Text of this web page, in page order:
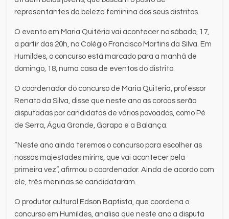
representantes da beleza feminina dos seus distritos.
O evento em Maria Quitéria vai acontecer no sábado, 17,
a partir das 20h, no Colégio Francisco Martins da Silva. Em
Humildes, o concurso está marcado para a manhã de
domingo, 18, numa casa de eventos do distrito.
O coordenador do concurso de Maria Quitéria, professor
Renato da Silva, disse que neste ano as coroas serão
disputadas por candidatas de vários povoados, como Pé
de Serra, Água Grande, Garapa e a Balança.
“Neste ano ainda teremos o concurso para escolher as
nossas majestades mirins, que vai acontecer pela
primeira vez”, afirmou o coordenador. Ainda de acordo com
ele, três meninas se candidataram.
O produtor cultural Edson Baptista, que coordena o
concurso em Humildes, analisa que neste ano a disputa